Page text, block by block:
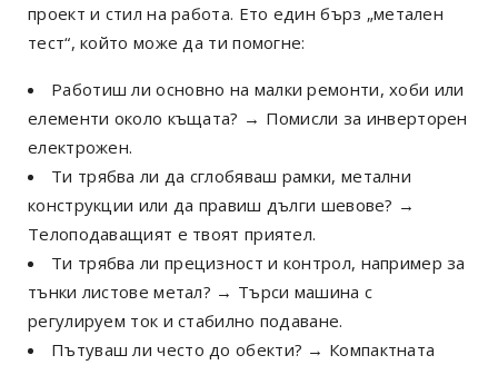
проект и стил на работа. Ето един бърз „метален
тест“, който може да ти помогне:
Работиш ли основно на малки ремонти, хоби или
елементи около къщата? → Помисли за инверторен
електрожен.
Ти трябва ли да сглобяваш рамки, метални
конструкции или да правиш дълги шевове? →
Телоподаващият е твоят приятел.
Ти трябва ли прецизност и контрол, например за
тънки листове метал? → Търси машина с
регулируем ток и стабилно подаване.
Пътуваш ли често до обекти? → Компактната